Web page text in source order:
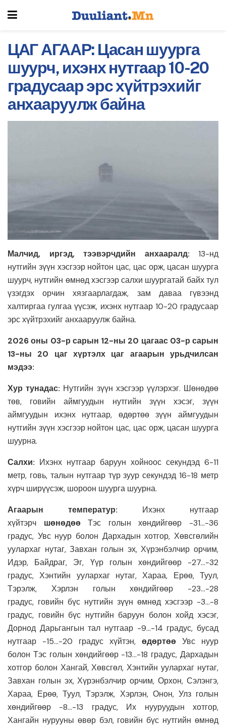
ЦАГ АГААР: Цасан шуурга
шуурч, ихэнх нутгаар 10-20
градусаар эрс хүйтрэхийг
анхааруулж байна
Малчид, иргэд, тээвэрчдийн анхааралд: 13-нд
нутгийн зүүн хэсгээр нойтон цас, цас орж, цасан шуурга
шуурч, нутгийн өмнөд хэсгээр салхи шуургатай байх тул
үзэгдэх орчин хязгаарлагдаж, зам даваа гүвээнд
халтиргаа гулгаа үүсэж, ихэнх нутгаар 10-20 градусаар
эрс хүйтрэхийг анхааруулж байна.
2026 оны 03-р сарын 12-ны 20 цагаас 03-р сарын
13-ны 20 цаг хүртэлх цаг агаарын урьдчилсан
мэдээ:
Хур тунадас: Нутгийн зүүн хэсгээр үүлэрхэг. Шөнөдөө
төв, говийн аймгуудын нутгийн зүүн хэсэг, зүүн
аймгуудын ихэнх нутгаар, өдөртөө зүүн аймгуудын
нутгийн зүүн хэсгээр нойтон цас, цас орж, цасан шуурга
шуурна.
Салхи: Ихэнх нутгаар баруун хойноос секундэд 6-11
метр, говь, талын нутгаар түр зуур секундэд 16-18 метр
хүрч ширүүсэж, шороон шуурга шуурна.
Агаарын температур: Ихэнх нутгаар
хүйтэрч шөнөдөөТэс голын хөндийгөөр -31…-36
градус, Увс нуур болон Дархадын хотгор, Хөвсгөлийн
уулархаг нутаг, Завхан голын эх, Хүрэнбэлчир орчим,
Идэр, Байдраг, Эг, Үүр голын хөндийгөөр -27…-32
градус, Хэнтийн уулархаг нутаг, Хараа, Ерөө, Туул,
Тэрэлж, Хэрлэн голын хөндийгөөр -23…-28
градус, говийн бүс нутгийн зүүн өмнөд хэсгээр -3…-8
градус, говийн бүс нутгийн баруун болон хойд хэсэг,
Дорнод Дарьгангын тал нутгаар -9…-14 градус, бусад
нутгаар -15…-20 градус хүйтэн, өдөртөө Увс нуур
болон Тэс голын хөндийгөөр -13…-18 градус, Дархадын
хотгор болон Хангай, Хөвсгөл, Хэнтийн уулархаг нутаг,
Завхан голын эх, Хүрэнбэлчир орчим, Орхон, Сэлэнгэ,
Хараа, Ерөө, Туул, Тэрэлж, Хэрлэн, Онон, Улз голын
хөндийгөөр -8…-13 градус, Их нууруудын хотгор,
Хангайн нурууны өвөр бэл, говийн бүс нутгийн өмнөд